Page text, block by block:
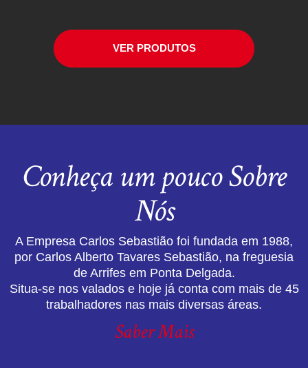
VER PRODUTOS
Conheça um pouco Sobre
Nós
A Empresa Carlos Sebastião foi fundada em 1988,
por Carlos Alberto Tavares Sebastião, na freguesia
de Arrifes em Ponta Delgada.
Situa-se nos valados e hoje já conta com mais de 45
trabalhadores nas mais diversas áreas.
Saber Mais